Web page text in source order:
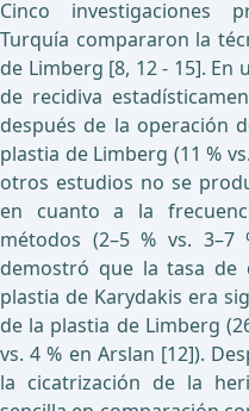
Cinco investigaciones
Turquía compararon la
de Limberg [8, 12 - 15].
de recidiva
después de la operación
plastia de Limberg (11 %
otros estudios no se
en cuanto a la
métodos (2–5 % vs. 3–7
demostró que la tasa de
plastia de Karydakis era
de la plastia de Limberg
vs. 4 % en Arslan [12]).
la cicatrización de la